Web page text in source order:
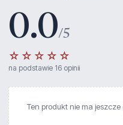
0.0/5
☆☆☆☆☆
na podstawie 16 opinii
Ten produkt nie ma jeszcze